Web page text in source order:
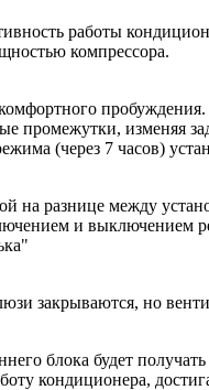
работы
компрессора.
промежутки, изменяя
(через 7 часов)
разнице между
и выключением
закрываются, но
блока будет получать
кондиционера,